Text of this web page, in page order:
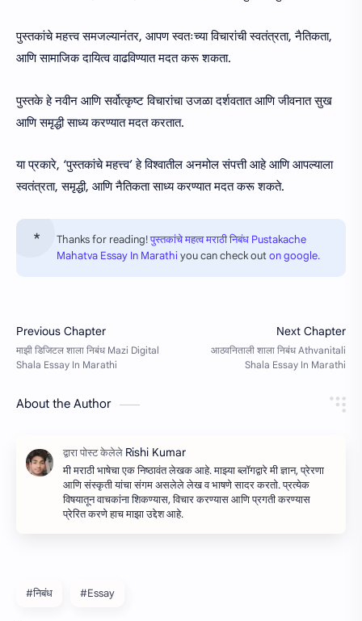
पुस्तकांचे महत्त्व समजल्यानंतर, आपण स्वतःच्या विचारांची स्वतंत्रता, नैतिकता,
आणि सामाजिक दायित्व वाढविण्यात मदत करू शकता.
पुस्तके हे नवीन आणि सर्वोत्कृष्ट विचारांचा उजळा दर्शवतात आणि जीवनात सुख
आणि समृद्धी साध्य करण्यात मदत करतात.
या प्रकारे, ‘पुस्तकांचे महत्त्व’ हे विश्वातील अनमोल संपत्ती आहे आणि आपल्याला
स्वतंत्रता, समृद्धी, आणि नैतिकता साध्य करण्यात मदत करू शकते.
Thanks for reading!पुस्तकांचे महत्व मराठी निबंध Pustakache
Mahatva Essay In Marathiyou can check outon google.
About the Author
मी मराठी भाषेचा एक निष्ठावंत लेखक आहे. माझ्या ब्लॉगद्वारे मी ज्ञान, प्रेरणा
आणि संस्कृती यांचा संगम असलेले लेख व भाषणे सादर करतो. प्रत्येक
विषयातून वाचकांना शिकण्यास, विचार करण्यास आणि प्रगती करण्यास
प्रेरित करणे हाच माझा उद्देश आहे.
#निबंध #Essay